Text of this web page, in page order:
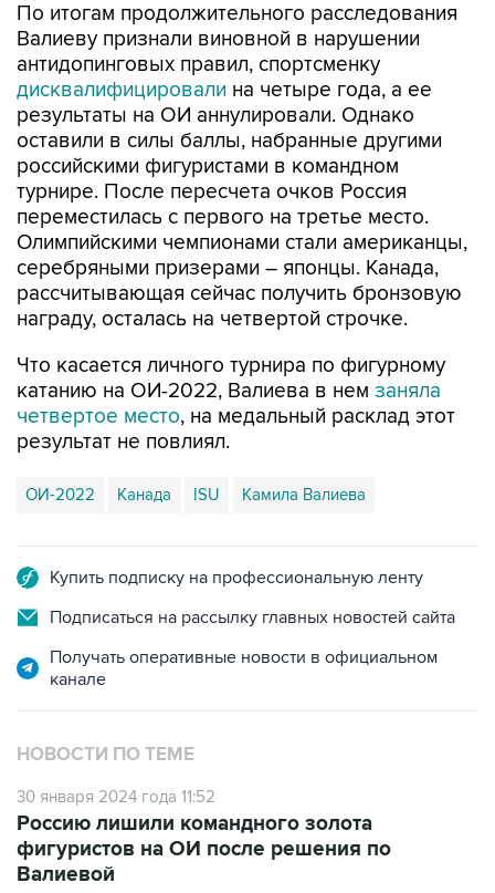
По итогам продолжительного расследования
Валиеву признали виновной в нарушении
антидопинговых правил, спортсменку
дисквалифицировали на четыре года, а ее
результаты на ОИ аннулировали. Однако
оставили в силы баллы, набранные другими
российскими фигуристами в командном
турнире. После пересчета очков Россия
переместилась с первого на третье место.
Олимпийскими чемпионами стали американцы,
серебряными призерами – японцы. Канада,
рассчитывающая сейчас получить бронзовую
награду, осталась на четвертой строчке.
Что касается личного турнира по фигурному
катанию на ОИ-2022, Валиева в нем заняла
четвертое место, на медальный расклад этот
результат не повлиял.
ОИ-2022 Канада ISU Камила Валиева
Купить подписку на профессиональную ленту
Подписаться на рассылку главных новостей сайта
Получать оперативные новости в официальном
канале
НОВОСТИ ПО ТЕМЕ
30 января 2024 года 11:52
Россию лишили командного золота
фигуристов на ОИ после решения по
Валиевой